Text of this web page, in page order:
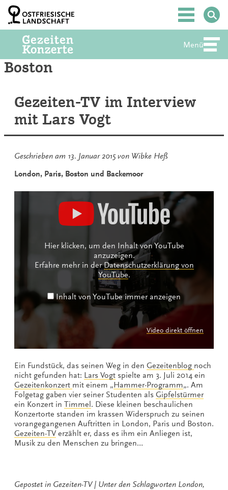
Zum
Inhalt
springen
Hauptmenü
Menü
Boston
Gezeiten-TV im Interview
mit Lars Vogt
Geschrieben am 13. Januar 2015von Wibke Heß
London, Paris, Boston und Backemoor
Hier klicken, um den Inhalt von YouTube
anzuzeigen.
Erfahre mehr in derDatenschutzerklärung von
YouTube.
Inhalt von YouTube immer anzeigen
Video direkt öffnen
Ein Fundstück, das seinen Weg in den Gezeitenblog noch
nicht gefunden hat: Lars Vogt spielte am 3. Juli 2014 ein
Gezeitenkonzert mit einem „Hammer-Programm„. Am
Folgetag gaben vier seiner Studenten als Gipfelstürmer
ein Konzert in Timmel . Diese kleinen beschaulichen
Konzertorte standen im krassen Widerspruch zu seinen
vorangegangenen Auftritten in London, Paris und Boston.
Gezeiten-TV erzählt er, dass es ihm ein Anliegen ist,
Musik zu den Menschen zu bringen…
Gepostet in Gezeiten-TV Unter den Schlagworten London,